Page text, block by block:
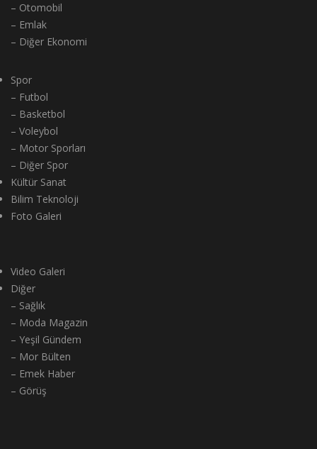
– Otomobil
– Emlak
– Diğer Ekonomi
Spor
– Futbol
– Basketbol
– Voleybol
– Motor Sporları
– Diğer Spor
Kültür Sanat
Bilim Teknoloji
Foto Galeri
Video Galeri
Diğer
– Sağlık
– Moda Magazin
– Yeşil Gündem
– Mor Bülten
– Emek Haber
– Görüş